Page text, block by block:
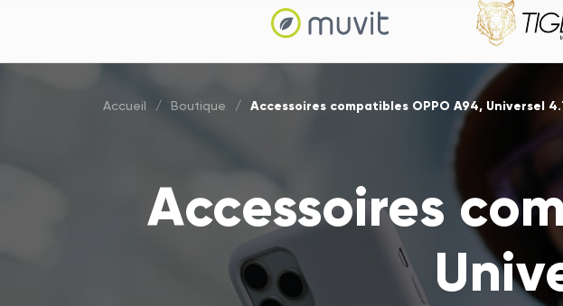
Accueil / Boutique / Accessoires compatibles OPPO A94, Universel
Accessoires